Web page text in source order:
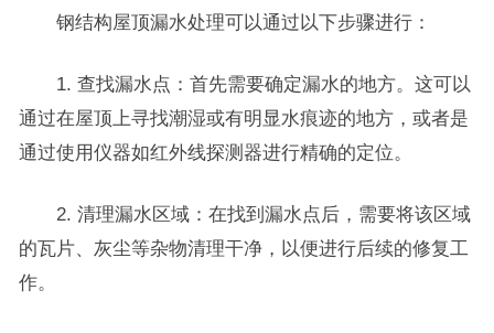
钢结构屋顶漏水处理可以通过以下步骤进行：
1. 查找漏水点：首先需要确定漏水的地方。这可以
通过在屋顶上寻找潮湿或有明显水痕迹的地方，或者是
通过使用仪器如红外线探测器进行精确的定位。
2. 清理漏水区域：在找到漏水点后，需要将该区域
的瓦片、灰尘等杂物清理干净，以便进行后续的修复工
作。